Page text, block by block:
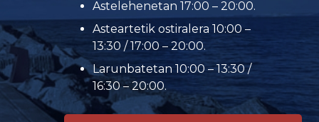
Astelehenetan 17:00 – 20:00.
Asteartetik ostiralera 10:00 –
13:30 / 17:00 – 20:00.
Larunbatetan 10:00 – 13:30 /
16:30 – 20:00.